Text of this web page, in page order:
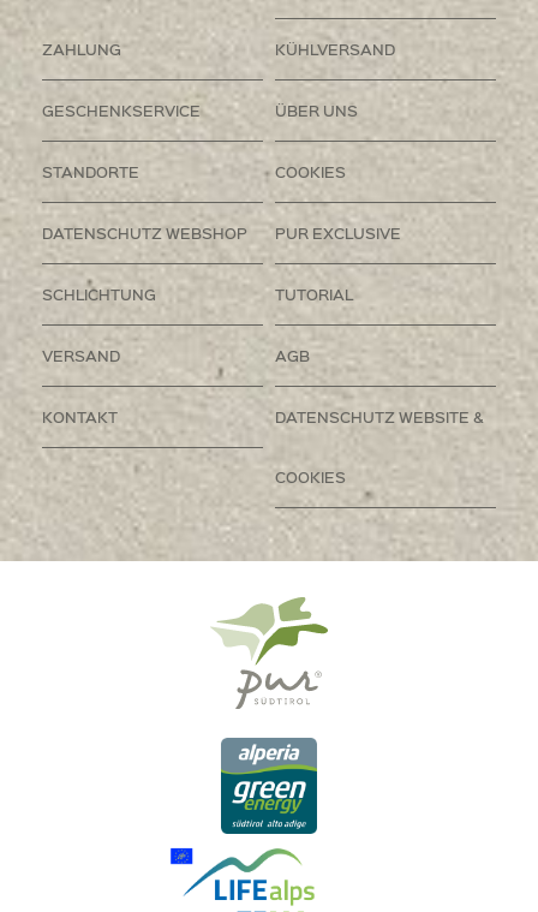
ZAHLUNG KÜHLVERSAND
GESCHENKSERVICE ÜBER UNS
STANDORTE COOKIES
DATENSCHUTZ WEBSHOP PUR EXCLUSIVE
SCHLICHTUNG TUTORIAL
VERSAND AGB
KONTAKT DATENSCHUTZ WEBSITE &
COOKIES